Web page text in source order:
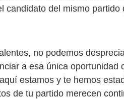
candidato del mismo partido
no podemos
a esa única oportunidad
estamos y te hemos
de tu partido merecen